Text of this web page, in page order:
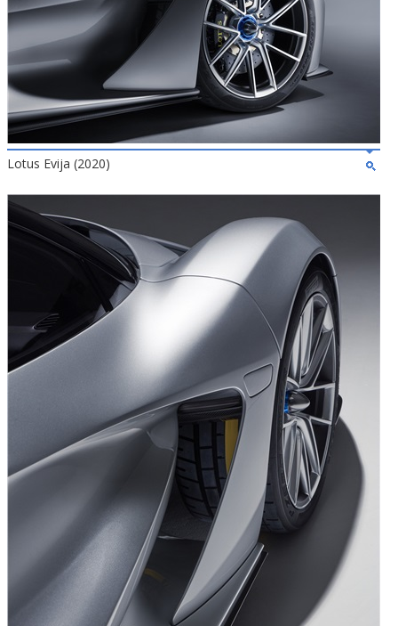
Lotus Evija (2020)